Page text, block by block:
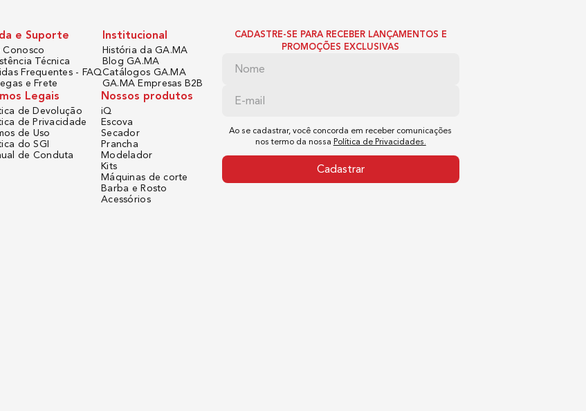
e Suporte
Conosco
Técnica
Frequentes - FAQ
e Frete
Institucional
História da GA.MA
Blog GA.MA
Catálogos GA.MA
GA.MA Empresas B2B
Legais
de Devolução
de Privacidade
de Uso
do SGI
de Conduta
Nossos produtos
iQ
Escova
Secador
Prancha
Modelador
Kits
Máquinas de corte
Barba e Rosto
Acessórios
CADASTRE-SE PARA RECEBER LANÇAMENTOS E
PROMOÇÕES EXCLUSIVAS
Ao se cadastrar, você concorda em receber comunicações
nos termo da nossa Política de Privacidades.
Cadastrar